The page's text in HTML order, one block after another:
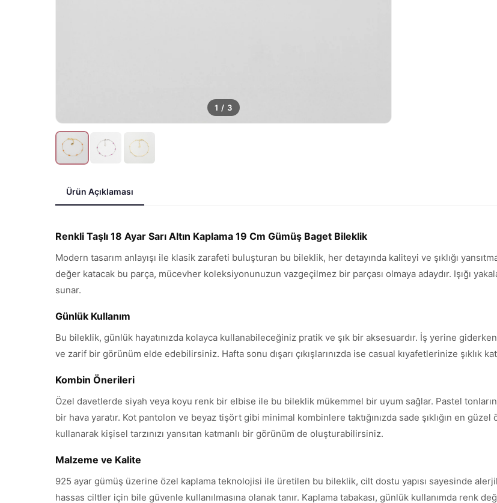
1 / 3
Ürün Açıklaması
Renkli Taşlı 18 Ayar Sarı Altın Kaplama 19 Cm Gümüş Baget Bileklik
Modern tasarım anlayışı ile klasik zarafeti buluşturan bu bileklik, her detayında kaliteyi ve şıklığı
değer katacak bu parça, mücevher koleksiyonunuzun vazgeçilmez bir parçası olmaya adaydır. Işığı
sunar.
Günlük Kullanım
Bu bileklik, günlük hayatınızda kolayca kullanabileceğiniz pratik ve şık bir aksesuardır. İş yerine
ve zarif bir görünüm elde edebilirsiniz. Hafta sonu dışarı çıkışlarınızda ise casual kıyafetlerinize şıklık
Kombin Önerileri
Özel davetlerde siyah veya koyu renk bir elbise ile bu bileklik mükemmel bir uyum sağlar. Pastel
bir hava yaratır. Kot pantolon ve beyaz tişört gibi minimal kombinlere taktığınızda sade şıklığın en
kullanarak kişisel tarzınızı yansıtan katmanlı bir görünüm de oluşturabilirsiniz.
Malzeme ve Kalite
925 ayar gümüş üzerine özel kaplama teknolojisi ile üretilen bu bileklik, cilt dostu yapısı sayesinde
hassas ciltler için bile güvenle kullanılmasına olanak tanır. Kaplama tabakası, günlük kullanımda renk